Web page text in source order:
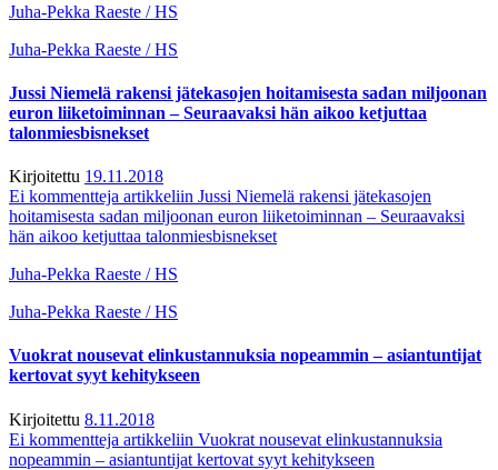
Juha-Pekka Raeste / HS
Juha-Pekka Raeste / HS
Jussi Niemelä rakensi jätekasojen hoitamisesta sadan miljoonan
euron liiketoiminnan – Seuraavaksi hän aikoo ketjuttaa
talonmiesbisnekset
Kirjoitettu 19.11.2018
Ei kommentteja artikkeliin Jussi Niemelä rakensi jätekasojen
hoitamisesta sadan miljoonan euron liiketoiminnan – Seuraavaksi
hän aikoo ketjuttaa talonmiesbisnekset
Juha-Pekka Raeste / HS
Juha-Pekka Raeste / HS
Vuokrat nousevat elinkustannuksia nopeammin – asiantuntijat
kertovat syyt kehitykseen
Kirjoitettu 8.11.2018
Ei kommentteja artikkeliin Vuokrat nousevat elinkustannuksia
nopeammin – asiantuntijat kertovat syyt kehitykseen